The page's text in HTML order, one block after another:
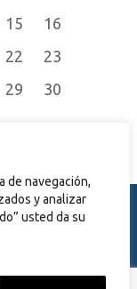
de navegación,
y analizar
usted da su
15
16
22
23
29
30
S.L.